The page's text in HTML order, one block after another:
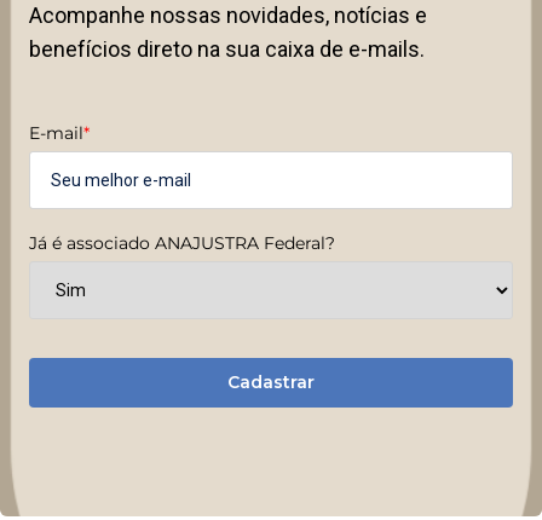
Acompanhe nossas novidades, notícias e
benefícios direto na sua caixa de e-mails.
E-mail*
Já é associado ANAJUSTRA Federal?
Cadastrar